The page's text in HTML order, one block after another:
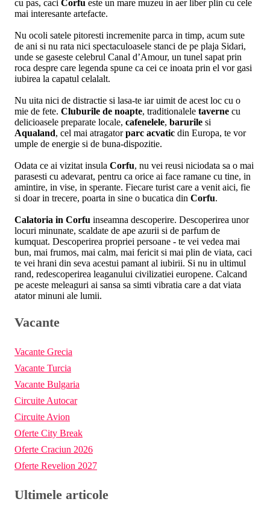
cu pas, caci Corfu este un mare muzeu in aer liber plin cu cele
mai interesante artefacte.
Nu ocoli satele pitoresti incremenite parca in timp, acum sute
de ani si nu rata nici spectaculoasele stanci de pe plaja Sidari,
unde se gaseste celebrul Canal d’Amour, un tunel sapat prin
roca despre care legenda spune ca cei ce inoata prin el vor gasi
iubirea la capatul celalalt.
Nu uita nici de distractie si lasa-te iar uimit de acest loc cu o
mie de fete. Cluburile de noapte, traditionalele taverne cu
delicioasele preparate locale, cafenelele, barurile si
Aqualand, cel mai atragatorparc acvatic din Europa, te vor
umple de energie si de buna-dispozitie.
Odata ce ai vizitat insula Corfu, nu vei reusi niciodata sa o mai
parasesti cu adevarat, pentru ca orice ai face ramane cu tine, in
amintire, in vise, in sperante. Fiecare turist care a venit aici, fie
si doar in trecere, poarta in sine o bucatica din Corfu.
Calatoria in Corfu inseamna descoperire. Descoperirea unor
locuri minunate, scaldate de ape azurii si de parfum de
kumquat. Descoperirea propriei persoane - te vei vedea mai
bun, mai frumos, mai calm, mai fericit si mai plin de viata, caci
te vei hrani din seva acestui pamant al iubirii. Si nu in ultimul
rand, redescoperirea leaganului civilizatiei europene. Calcand
pe aceste meleaguri ai sansa sa simti vibratia care a dat viata
atator minuni ale lumii.
Vacante
Vacante Grecia
Vacante Turcia
Vacante Bulgaria
Circuite Autocar
Circuite Avion
Oferte City Break
Oferte Craciun 2026
Oferte Revelion 2027
Ultimele articole